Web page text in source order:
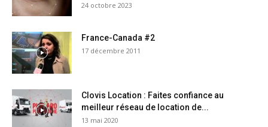
24 octobre 2023
France-Canada #2
17 décembre 2011
Clovis Location : Faites confiance au
meilleur réseau de location de...
13 mai 2020